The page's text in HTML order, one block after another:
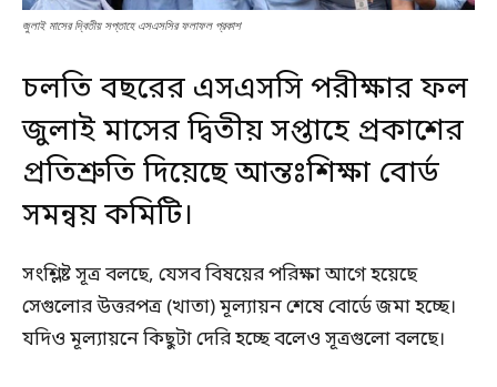
জুলাই মাসের দ্বিতীয় সপ্তাহে এসএসসির ফলাফল প্রকাশ
চলতি বছরের এসএসসি পরীক্ষার ফল
জুলাই মাসের দ্বিতীয় সপ্তাহে প্রকাশের
প্রতিশ্রুতি দিয়েছে আন্তঃশিক্ষা বোর্ড
সমন্বয় কমিটি।
সংশ্লিষ্ট সূত্র বলছে, যেসব বিষয়ের পরিক্ষা আগে হয়েছে
সেগুলোর উত্তরপত্র (খাতা) মূল্যায়ন শেষে বোর্ডে জমা হচ্ছে।
যদিও মূল্যায়নে কিছুটা দেরি হচ্ছে বলেও সূত্রগুলো বলছে।